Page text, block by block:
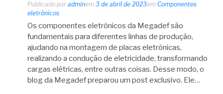
Publicado por adminem 3 de abril de 2023em Componentes
eletrônicos
Os componentes eletrônicos da Megadef são
fundamentais para diferentes linhas de produção,
ajudando na montagem de placas eletrônicas,
realizando a condução de eletricidade, transformando
cargas elétricas, entre outras coisas. Desse modo, o
blog da Megadef preparou um post exclusivo. Ele…